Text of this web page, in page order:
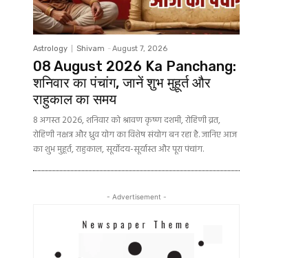
Astrology Shivam - August 7, 2026
08 August 2026 Ka Panchang:
शनिवार का पंचांग, जानें शुभ मुहूर्त और
राहुकाल का समय
8 अगस्त 2026, शनिवार को श्रावण कृष्ण दशमी, रोहिणी व्रत,
रोहिणी नक्षत्र और ध्रुव योग का विशेष संयोग बन रहा है. जानिए आज
का शुभ मुहूर्त, राहुकाल, सूर्योदय-सूर्यास्त और पूरा पंचांग.
- Advertisement -